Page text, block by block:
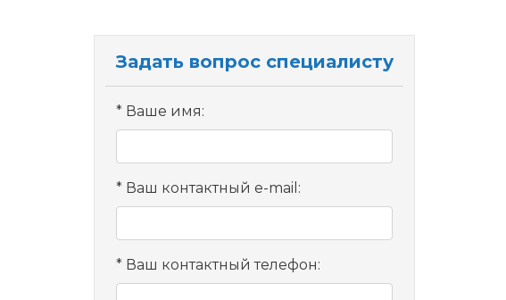
Задать вопрос специалисту
Ваше имя:
Ваш контактный e-mail:
Ваш контактный телефон: